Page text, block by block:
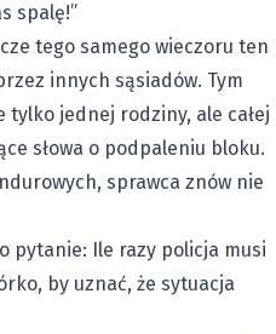
spalę!”
tego samego wieczoru ten
innych sąsiadów. Tym
tylko jednej rodziny, ale całej
słowa o podpaleniu bloku.
sprawca znów nie
pytanie: Ile razy policja musi
by uznać, że sytuacja